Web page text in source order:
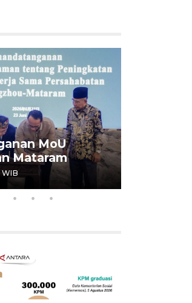
MoU
Mataram